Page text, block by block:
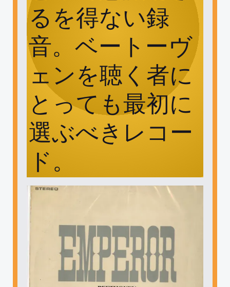
るを得ない録
音。ベートーヴ
ェンを聴く者に
とっても最初に
選ぶべきレコー
ド。